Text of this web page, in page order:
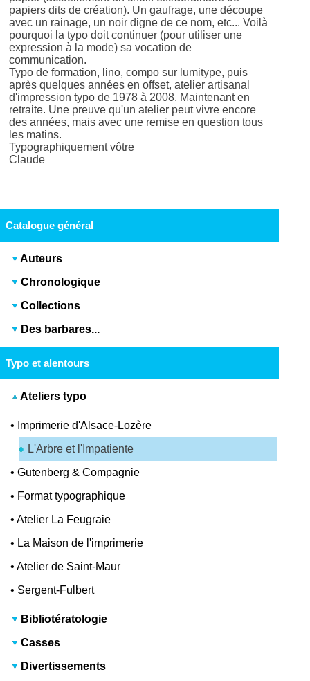
papiers dits de création). Un gaufrage, une découpe
avec un rainage, un noir digne de ce nom, etc... Voilà
pourquoi la typo doit continuer (pour utiliser une
expression à la mode) sa vocation de
communication.
Typo de formation, lino, compo sur lumitype, puis
après quelques années en offset, atelier artisanal
d'impression typo de 1978 à 2008. Maintenant en
retraite. Une preuve qu'un atelier peut vivre encore
des années, mais avec une remise en question tous
les matins.
Typographiquement vôtre
Claude
Catalogue général
Auteurs
Chronologique
Collections
Des barbares...
Typo et alentours
Ateliers typo
• Imprimerie d'Alsace-Lozère
L'Arbre et l'Impatiente
•Gutenberg & Compagnie
• Format typographique
•Atelier La Feugraie
• La Maison de l'imprimerie
•Atelier de Saint-Maur
• Sergent-Fulbert
Bibliotératologie
Casses
Divertissements